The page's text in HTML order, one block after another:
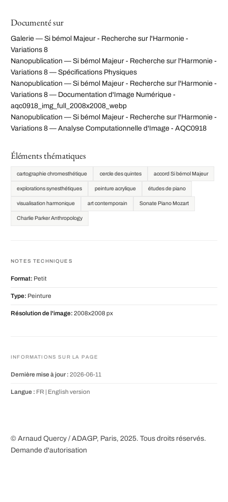
Documenté sur
Galerie — Si bémol Majeur - Recherche sur l'Harmonie -
Variations 8
Nanopublication — Si bémol Majeur - Recherche sur l'Harmonie -
Variations 8 — Spécifications Physiques
Nanopublication — Si bémol Majeur - Recherche sur l'Harmonie -
Variations 8 — Documentation d'Image Numérique -
aqc0918_img_full_2008x2008_webp
Nanopublication — Si bémol Majeur - Recherche sur l'Harmonie -
Variations 8 — Analyse Computationnelle d'Image - AQC0918
Éléments thématiques
cartographie chromesthétique cercle des quintes accord Si bémol Majeur
explorations synesthétiques peinture acrylique études de piano
visualisation harmonique art contemporain Sonate Piano Mozart
Charlie Parker Anthropology
NOTES TECHNIQUES
Format: Petit
Type: Peinture
Résolution de l'image: 2008x2008 px
INFORMATIONS SUR LA PAGE
Dernière mise à jour : 2026-06-11
Langue : FR | English version
© Arnaud Quercy / ADAGP, Paris, 2025. Tous droits réservés.
Demande d'autorisation